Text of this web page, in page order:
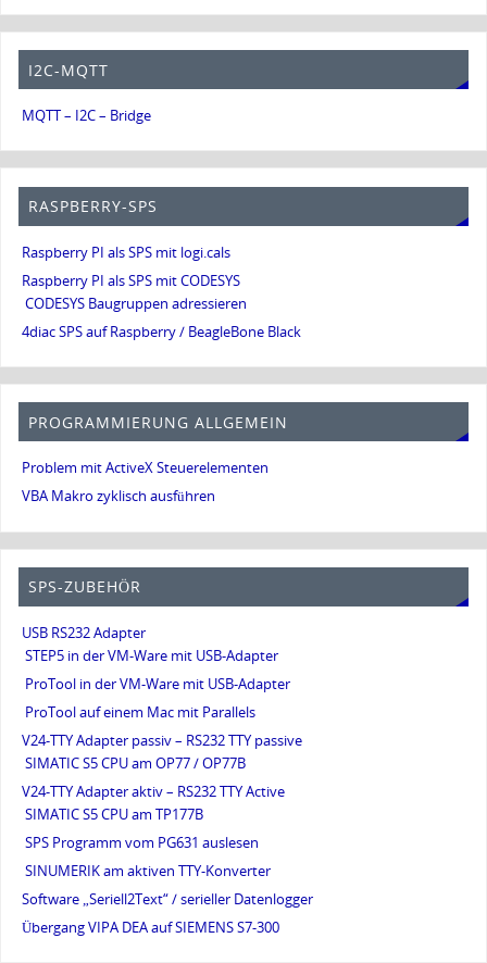
I2C-MQTT
MQTT – I2C – Bridge
RASPBERRY-SPS
Raspberry PI als SPS mit logi.cals
Raspberry PI als SPS mit CODESYS
CODESYS Baugruppen adressieren
4diac SPS auf Raspberry / BeagleBone Black
PROGRAMMIERUNG ALLGEMEIN
Problem mit ActiveX Steuerelementen
VBA Makro zyklisch ausführen
SPS-ZUBEHÖR
USB RS232 Adapter
STEP5 in der VM-Ware mit USB-Adapter
ProTool in der VM-Ware mit USB-Adapter
ProTool auf einem Mac mit Parallels
V24-TTY Adapter passiv – RS232 TTY passive
SIMATIC S5 CPU am OP77 / OP77B
V24-TTY Adapter aktiv – RS232 TTY Active
SIMATIC S5 CPU am TP177B
SPS Programm vom PG631 auslesen
SINUMERIK am aktiven TTY-Konverter
Software „Seriell2Text“ / serieller Datenlogger
Übergang VIPA DEA auf SIEMENS S7-300